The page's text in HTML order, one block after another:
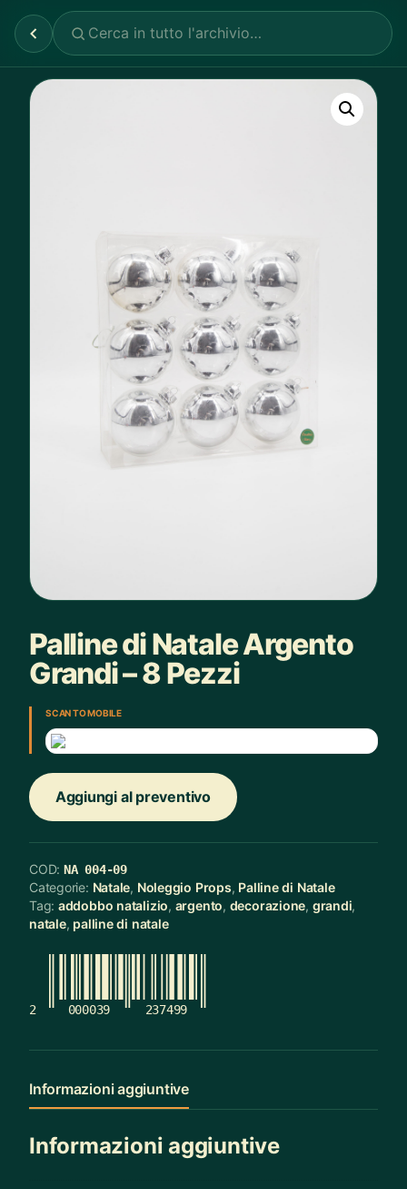
Palline di Natale Argento
Grandi – 8 Pezzi
SCAN TO MOBILE
Aggiungi al preventivo
COD: NA 004-09
Categorie: Natale, Noleggio Props, Palline di Natale
Tag: addobbo natalizio, argento, decorazione, grandi,
natale, palline di natale
2 000039 237499
Informazioni aggiuntive
Informazioni aggiuntive